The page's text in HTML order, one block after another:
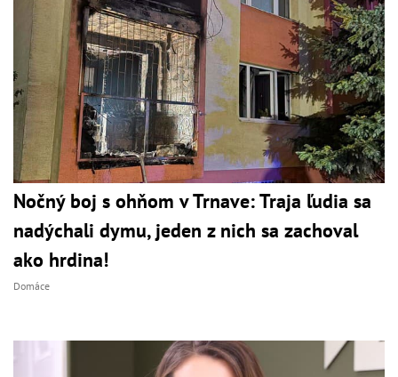
Nočný boj s ohňom v Trnave: Traja ľudia sa
nadýchali dymu, jeden z nich sa zachoval
ako hrdina!
Domáce